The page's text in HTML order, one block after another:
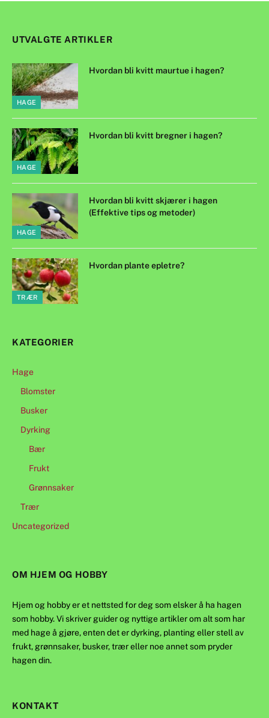
UTVALGTE ARTIKLER
HAGE
Hvordan bli kvitt maurtue i hagen?
HAGE
Hvordan bli kvitt bregner i hagen?
HAGE
Hvordan bli kvitt skjærer i hagen
(Effektive tips og metoder)
TRÆR
Hvordan plante epletre?
KATEGORIER
Hage
Blomster
Busker
Dyrking
Bær
Frukt
Grønnsaker
Trær
Uncategorized
OM HJEM OG HOBBY
Hjem og hobby er et nettsted for deg som elsker å ha hagen
som hobby. Vi skriver guider og nyttige artikler om alt som har
med hage å gjøre, enten det er dyrking, planting eller stell av
frukt, grønnsaker, busker, trær eller noe annet som pryder
hagen din.
KONTAKT